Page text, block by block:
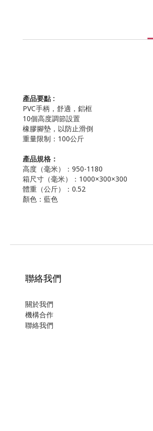
產品要點 :
PVC手柄，舒適，鋁框
10個高度調節設置
橡膠腳墊，以防止滑倒
重量限制：100公斤
產品規格：
高度（毫米）：950-1180
箱尺寸（毫米）：1000×300×300
體重（公斤）：0.52
顏色：藍色
聯絡我們
關於我們
機構合作
聯絡我們